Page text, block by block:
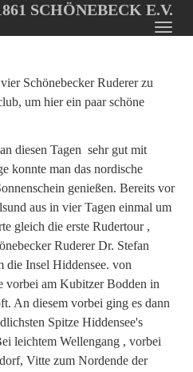
SCHÖNEBECK E.V.
Schönebecker Ruderer zu
um hier ein paar schöne
diesen Tagen sehr gut mit
konnte man das nordische
genießen. Bereits vor
aus in vier Tagen einmal um
gleich die erste Rudertour ,
Ruderer Dr. Stefan
die Insel Hiddensee. von
vorbei am Kubitzer Bodden in
An diesem vorbei ging es dann
Spitze Hiddensee's
leichtem Wellengang , vorbei
Vitte zum Nordende der